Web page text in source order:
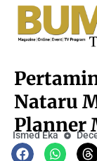
Nataru
Planner
Ismed Eka